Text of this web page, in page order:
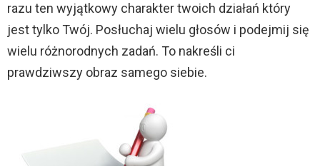
razu ten wyjątkowy charakter twoich działań który
jest tylko Twój. Posłuchaj wielu głosów i podejmij się
wielu różnorodnych zadań. To nakreśli ci
prawdziwszy obraz samego siebie.